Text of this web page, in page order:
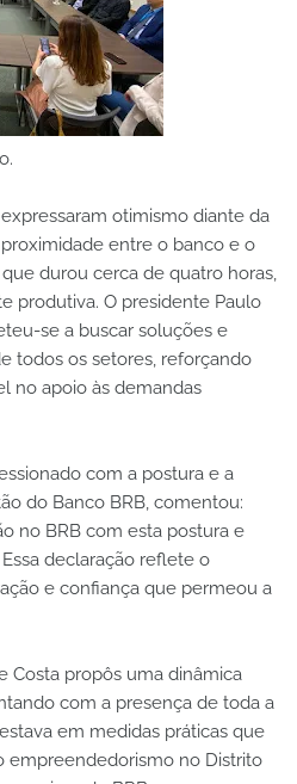
otimismo diante da
entre o banco e o
durou cerca de quatro horas,
produtiva. O presidente Paulo
se a buscar soluções e
todos os setores, reforçando
no apoio às demandas
com a postura e a
do Banco BRB, comentou:
no BRB com esta postura e
declaração reflete o
e confiança que permeou a
Costa propôs uma dinâmica
com a presença de toda a
em medidas práticas que
empreendedorismo no Distrito